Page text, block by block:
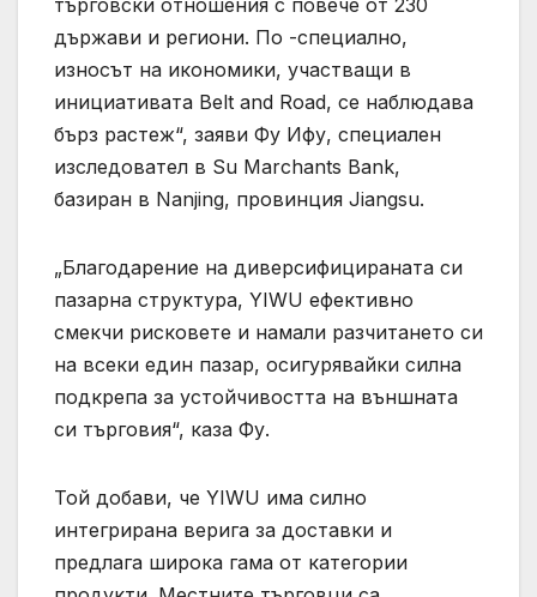
държави и региони. По -специално,
износът на икономики, участващи в
инициативата Belt and Road, се наблюдава
бърз растеж“, заяви Фу Ифу, специален
изследовател в Su Marchants Bank,
базиран в Nanjing, провинция Jiangsu.
„Благодарение на диверсифицираната си
пазарна структура, YIWU ефективно
смекчи рисковете и намали разчитането си
на всеки един пазар, осигурявайки силна
подкрепа за устойчивостта на външната
си търговия“, каза Фу.
Той добави, че YIWU има силно
интегрирана верига за доставки и
предлага широка гама от категории